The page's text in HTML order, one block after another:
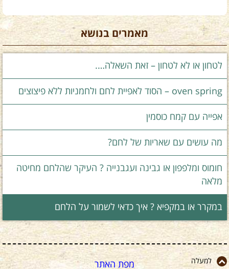
מאמרים בנושא
לטחון או לא לטחון – זאת השאלה….
oven spring – הסוד לאפיית לחם ולחמניות ללא פיצוצים
אפייה עם קמח כוסמין
מה עושים עם שאריות של לחם?
חומוס ומלפפון או גבינה ועגבנייה ? העיקר שהלחם מחיטה
מלאה
במקרר או במקפיא ? איך כדאי לשמור על הלחם
למעלה מפת האתר ​